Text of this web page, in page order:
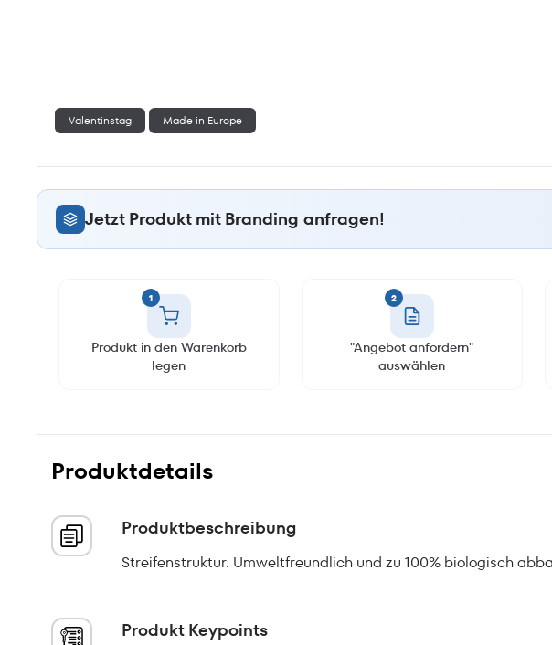
Valentinstag Made in Europe
Jetzt Produkt mit Branding anfragen!
1
Produkt in den Warenkorb
legen
2
"Angebot anfordern"
auswählen
Produktdetails
Produktbeschreibung
Streifenstruktur. Umweltfreundlich und zu 100% biologisch
Produkt Keypoints